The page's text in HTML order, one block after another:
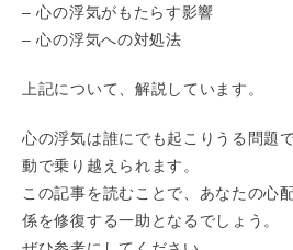
– 心の浮気がもたらす影響
– 心の浮気への対処法
上記について、解説しています。
心の浮気は誰にでも起こりうる問題
動で乗り越えられます。
この記事を読むことで、あなたの心
係を修復する一助となるでしょう。